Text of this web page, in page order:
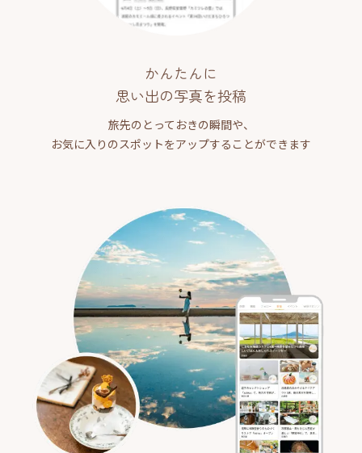
かんたんに
思い出の写真を投稿
旅先のとっておきの瞬間や、
お気に入りのスポットをアップすることができます